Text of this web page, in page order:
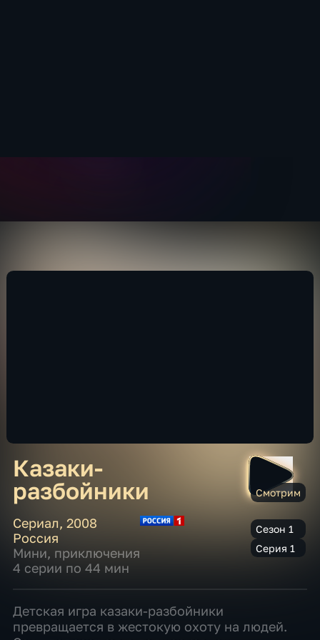
Казаки-
разбойники
Смотрим
Сезон 1
Серия 1
Сериал,2008
Россия
Мини, приключения
4 серии по 44 мин
Детская игра казаки-разбойники
превращается в жестокую охоту на людей.